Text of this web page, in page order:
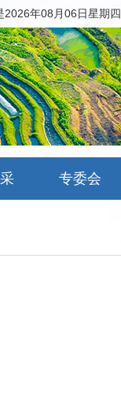
2026年08月06日星期四
专委会